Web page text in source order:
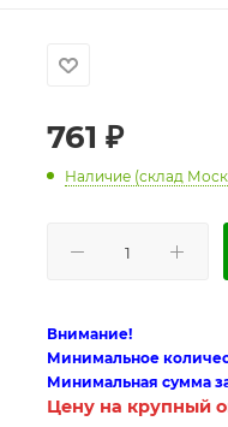
761 ₽
Наличие (склад
Внимание!
Минимальное
Минимальная сумма
Цену на крупный